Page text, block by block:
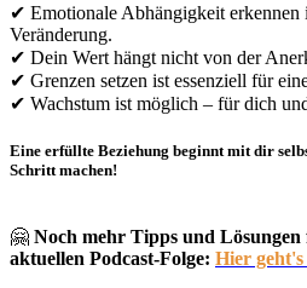
✔ Emotionale Abhängigkeit erkennen
Veränderung.
✔ Dein Wert hängt nicht von der
✔ Grenzen setzen ist essenziell für
✔ Wachstum ist möglich – für dich
Eine erfüllte Beziehung beginnt mit dir
Schritt machen!
🤗 Noch mehr Tipps und
aktuellen Podcast-Folge: Hier geht's